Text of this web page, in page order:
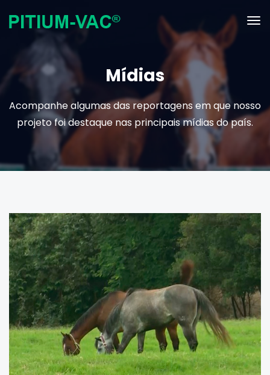
Mídias
Acompanhe algumas das reportagens em que nosso
projeto foi destaque nas principais mídias do país.